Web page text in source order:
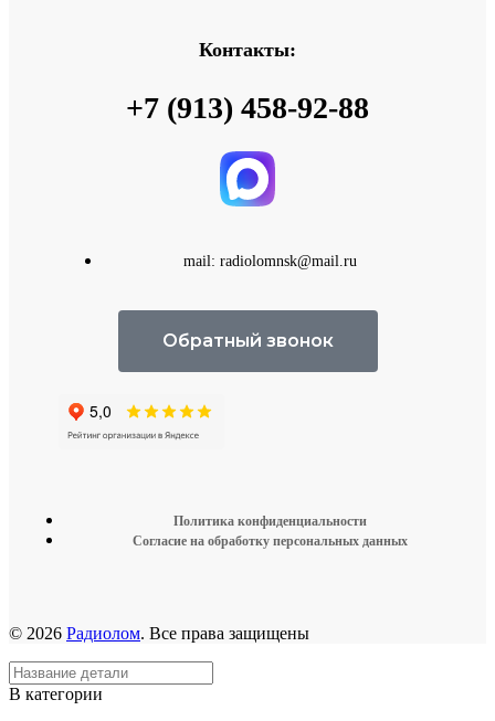
Контакты:
+7 (913) 458-92-88
mail: radiolomnsk@mail.ru
Обратный звонок
Политика конфиденциальности
Согласие на обработку персональных данных
© 2026 Радиолом. Все права защищены
В категории